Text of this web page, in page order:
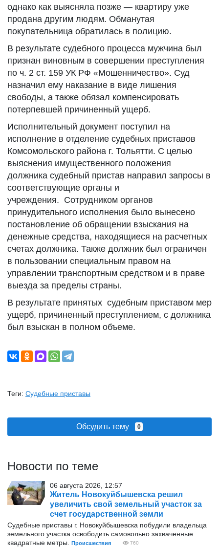
однако как выясняла позже — квартиру уже
продана другим людям. Обманутая
покупательница обратилась в полицию.
В результате судебного процесса мужчина был
признан виновным в совершении преступления
по ч. 2 ст. 159 УК РФ «Мошенничество». Суд
назначил ему наказание в виде лишения
свободы, а также обязал компенсировать
потерпевшей причиненный ущерб.
Исполнительный документ поступил на
исполнение в отделение судебных приставов
Комсомольского района г. Тольятти. С целью
выяснения имущественного положения
должника судебный пристав направил запросы в
соответствующие органы и
учреждения. Сотрудником органов
принудительного исполнения было вынесено
постановление об обращении взыскания на
денежные средства, находящиеся на расчетных
счетах должника. Также должник был ограничен
в пользовании специальным правом на
управлении транспортным средством и в праве
выезда за пределы страны.
В результате принятых судебным приставом мер
ущерб, причиненный преступлением, с должника
был взыскан в полном объеме.
Теги: Судебные приставы
Обсудить тему 0
Новости по теме
06 августа 2026, 12:57
Житель Новокуйбышевска решил
увеличить свой земельный участок за
счет государственной земли
Судебные приставы г. Новокуйбышевска побудили владельца
земельного участка освободить самовольно захваченные
квадратные метры.
Происшествия 760